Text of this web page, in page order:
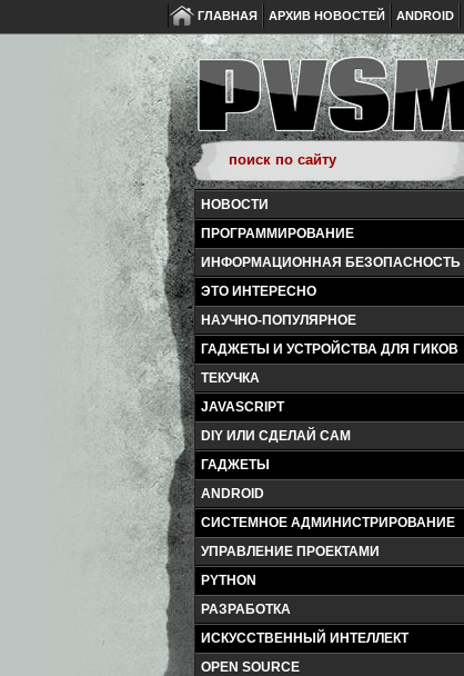
ГЛАВНАЯ АРХИВ НОВОСТЕЙ ANDROID
НОВОСТИ
ПРОГРАММИРОВАНИЕ
ИНФОРМАЦИОННАЯ БЕЗОПАСНОСТЬ
ЭТО ИНТЕРЕСНО
НАУЧНО-ПОПУЛЯРНОЕ
ГАДЖЕТЫ И УСТРОЙСТВА ДЛЯ ГИКОВ
ТЕКУЧКА
JAVASCRIPT
DIY ИЛИ СДЕЛАЙ САМ
ГАДЖЕТЫ
ANDROID
СИСТЕМНОЕ АДМИНИСТРИРОВАНИЕ
УПРАВЛЕНИЕ ПРОЕКТАМИ
PYTHON
РАЗРАБОТКА
ИСКУССТВЕННЫЙ ИНТЕЛЛЕКТ
OPEN SOURCE